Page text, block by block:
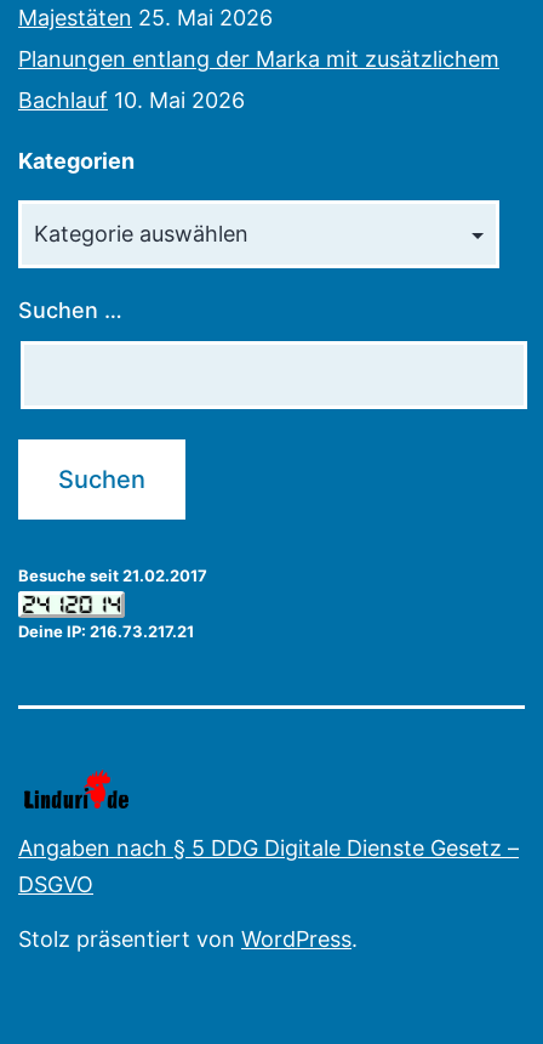
Majestäten 25. Mai 2026
Planungen entlang der Marka mit zusätzlichem
Bachlauf 10. Mai 2026
Kategorien
Suchen …
Besuche seit 21.02.2017
Deine IP: 216.73.217.21
Angaben nach § 5 DDG Digitale Dienste Gesetz –
DSGVO
Stolz präsentiert von WordPress.